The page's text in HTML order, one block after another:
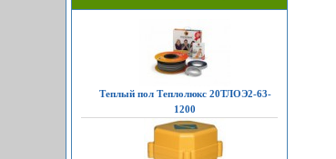
Теплый пол Теплолюкс 20ТЛОЭ2-63-
1200